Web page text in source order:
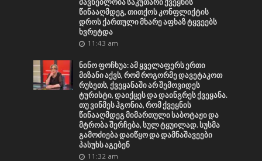
მავნებლობა საკუთარი ქვეყნის
წინააღმდეგ, თითქოს კონფლიქტის
დროს ქართული მხარე აფხაზ ტყვეებს
ხვრეტდა
11:43 am
ნინო ფოჩხუა: ამ ყველაფერს ერთი
მიზანი აქვს, რომ როგორმე დავეტაკოთ
რუსეთს, ქვეყანაში არ შემოვიდეს
ტურისტი, დაიქცეს და დაინგრეს ქვეყანა.
თუ ვინმეს ჰგონია, რომ ქვეყნის
წინააღმდეგ მიმართული საბოტაჟი და
მტრობა შერჩება, სულ ტყუილად. სუსმა
გამოძიება დაიწყო და დამნაშავეები
პასუხს აგებენ
11:32 am